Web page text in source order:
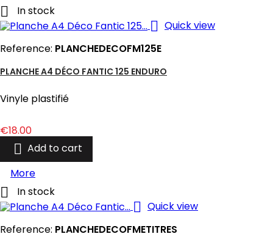
 In stock
 Quick view
Reference: PLANCHEDECOFM125E
PLANCHE A4 DÉCO FANTIC 125 ENDURO
Vinyle plastifié
Price
€18.00
 Add to cart
More
 In stock
 Quick view
Reference: PLANCHEDECOFMETITRES